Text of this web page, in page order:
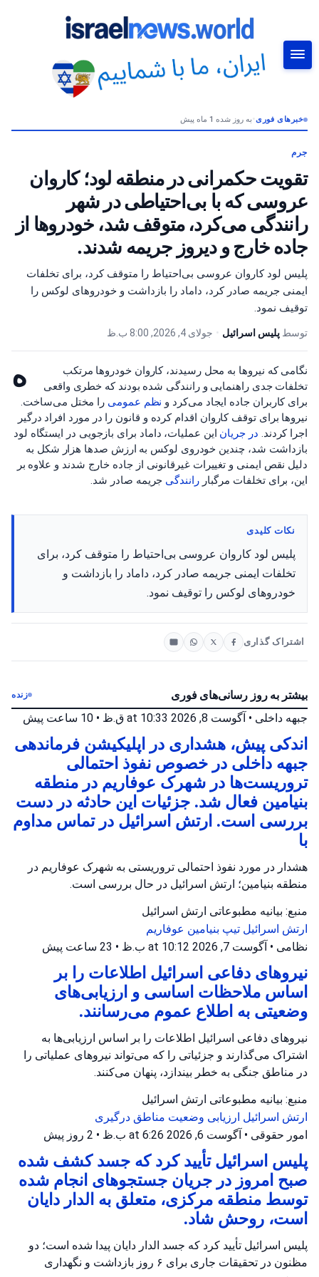
خبرهای فوری•به روز شده 1 ماه پیش
جرم
تقویت حکمرانی در منطقه لود؛ کاروان
عروسی که با بی‌احتیاطی در شهر
رانندگی می‌کرد، متوقف شد، خودروها از
جاده خارج و دیروز جریمه شدند.
پلیس لود کاروان عروسی بی‌احتیاط را متوقف کرد، برای تخلفات
ایمنی جریمه صادر کرد، داماد را بازداشت و خودروهای لوکس را
توقیف نمود.
توسط پلیس اسرائیل • جولای 4, 2026, 8:00 ب.ظ
ه
نگامی که نیروها به محل رسیدند، کاروان خودروها مرتکب
تخلفات جدی راهنمایی و رانندگی شده بودند که خطری واقعی
برای کاربران جاده ایجاد می‌کرد و نظم عمومی را مختل می‌ساخت.
نیروها برای توقف کاروان اقدام کرده و قانون را در مورد افراد درگیر
اجرا کردند. در جریان این عملیات، داماد برای بازجویی در ایستگاه لود
بازداشت شد، چندین خودروی لوکس به ارزش صدها هزار شکل به
دلیل نقص ایمنی و تغییرات غیرقانونی از جاده خارج شدند و علاوه بر
این، برای تخلفات مرگباررانندگی جریمه صادر شد.
نکات کلیدی
پلیس لود کاروان عروسی بی‌احتیاط را متوقف کرد، برای
تخلفات ایمنی جریمه صادر کرد، داماد را بازداشت و
خودروهای لوکس را توقیف نمود.
اشتراک گذاری
بیشتر به روز رسانی‌های فوری زنده
جبهه داخلی • آگوست 8, 2026 at 10:33 ق.ظ • 10 ساعت پیش
اندکی پیش، هشداری در اپلیکیشن فرماندهی
جبهه داخلی در خصوص نفوذ احتمالی
تروریست‌ها در شهرک عوفاریم در منطقه
بنیامین فعال شد. جزئیات این حادثه در دست
بررسی است. ارتش اسرائیل در تماس مداوم
با
هشدار در مورد نفوذ احتمالی تروریستی به شهرک عوفاریم در
منطقه بنیامین؛ ارتش اسرائیل در حال بررسی است.
منبع: بیانیه مطبوعاتی ارتش اسرائیل
ارتش اسرائیل تیپ بنیامین عوفاریم
نظامی • آگوست 7, 2026 at 10:12 ب.ظ • 23 ساعت پیش
نیروهای دفاعی اسرائیل اطلاعات را بر
اساس ملاحظات اساسی و ارزیابی‌های
وضعیتی به اطلاع عموم می‌رسانند.
نیروهای دفاعی اسرائیل اطلاعات را بر اساس ارزیابی‌ها به
اشتراک می‌گذارند و جزئیاتی را که می‌تواند نیروهای عملیاتی را
در مناطق جنگی به خطر بیندازد، پنهان می‌کنند.
منبع: بیانیه مطبوعاتی ارتش اسرائیل
ارتش اسرائیل ارزیابی وضعیت مناطق درگیری
امور حقوقی • آگوست 6, 2026 at 6:26 ب.ظ • 2 روز پیش
پلیس اسرائیل تأیید کرد که جسد کشف شده
صبح امروز در جریان جستجوهای انجام شده
توسط منطقه مرکزی، متعلق به الدار دایان
است، روحش شاد.
پلیس اسرائیل تأیید کرد که جسد الدار دایان پیدا شده است؛ دو
مظنون در تحقیقات جاری برای ۶ روز بازداشت و نگهداری